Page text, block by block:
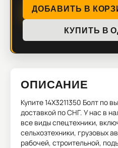
ДОБАВИТЬ В
КУПИТЬ В
ОПИСАНИЕ
Купите14X3211350 Болт по
доставкой по СНГ. У нас в
все виды спецтехники,
сельхозтехники, грузовых
рабочей, строительной,